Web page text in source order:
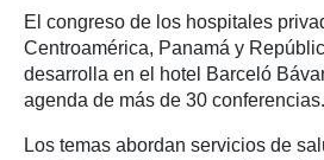
El congreso de los hospitales
Centroamérica, Panamá y
desarrolla en el hotel Barceló
agenda de más de 30 conferencias.
Los temas abordan servicios de